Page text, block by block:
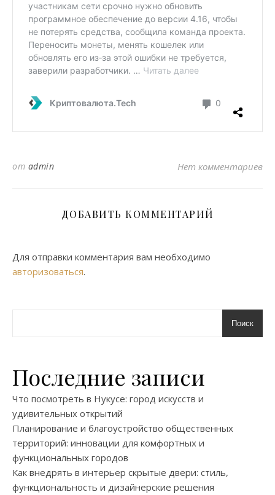
от admin Нет комментариев
ДОБАВИТЬ КОММЕНТАРИЙ
Для отправки комментария вам необходимо
авторизоваться.
Поиск
Последние записи
Что посмотреть в Нукусе: город искусств и
удивительных открытий
Планирование и благоустройство общественных
территорий: инновации для комфортных и
функциональных городов
Как внедрять в интерьер скрытые двери: стиль,
функциональность и дизайнерские решения